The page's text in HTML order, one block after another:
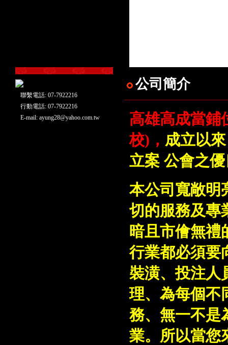
聯繫電話: 07-7922216
行動電話: 07-7922216
E-mail: ayung28@yahoo.com.tw
公司簡介
高雄高成當鋪
校)， 成立以
立案 公會之
本公司寬敞明
切的服務及專
暗且市儈無禮
行業都必須要
裝潢、投注人
理、為每個不
務、無一不是
業。所以當您